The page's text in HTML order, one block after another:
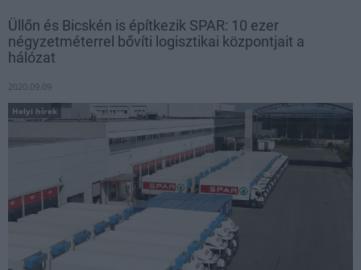
Üllőn és Bicskén is építkezik SPAR: 10 ezer
négyzetméterrel bővíti logisztikai központjait a
hálózat
2020.09.09
Helyi hírek